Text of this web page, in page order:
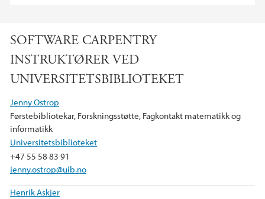
SOFTWARE CARPENTRY
INSTRUKTØRER VED
UNIVERSITETSBIBLIOTEKET
Jenny Ostrop
Førstebibliotekar, Forskningsstøtte, Fagkontakt matematikk og
informatikk
Universitetsbiblioteket
+47 55 58 83 91
jenny.ostrop@uib.no
Henrik Askjer